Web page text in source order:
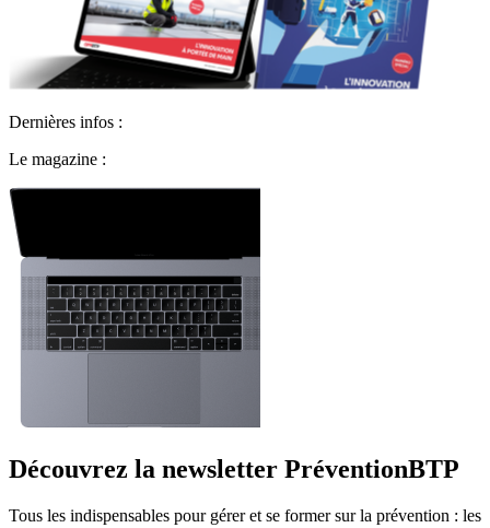
Dernières infos :
Le magazine :
Découvrez la newsletter PréventionBTP
Tous les indispensables pour gérer et se former sur la prévention : les